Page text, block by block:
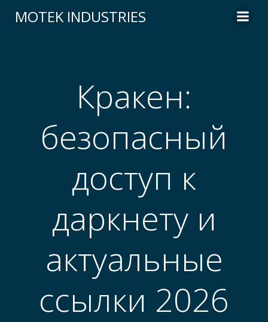
to
MOTEK INDUSTRIES
Кракен:
безопасный
доступ к
даркнету и
актуальные
ссылки 2026